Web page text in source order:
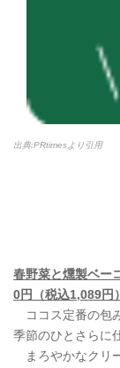
出典:PRtimesより引用
春野菜と燻製ベー
0円（税込1,089円）
ココス定番の包
季節のひとさらに
まろやかなクリ